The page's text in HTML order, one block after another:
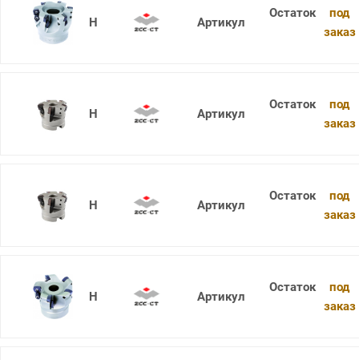
XMR01-063-A22-SD09-07
под
заказ
XMR01-063-A22-SD12-05
под
заказ
XMR01-063-A22-SD12-06
под
заказ
XMR01-063-A22-WP08-04
под
заказ